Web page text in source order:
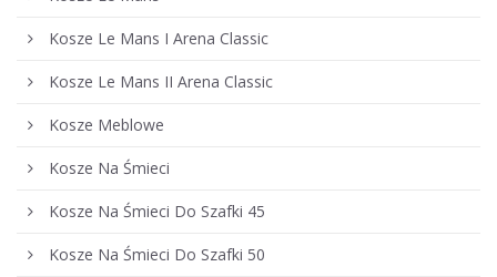
Kosze Le Mans I Arena Classic
Kosze Le Mans II Arena Classic
Kosze Meblowe
Kosze Na Śmieci
Kosze Na Śmieci Do Szafki 45
Kosze Na Śmieci Do Szafki 50